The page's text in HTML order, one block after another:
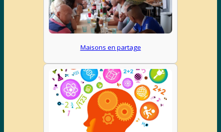
Maisons en partage